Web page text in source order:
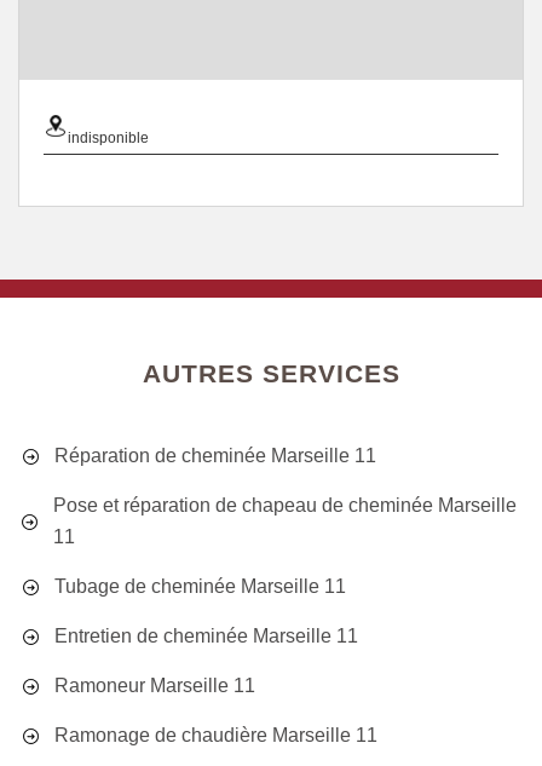
indisponible
AUTRES SERVICES
Réparation de cheminée Marseille 11
Pose et réparation de chapeau de cheminée Marseille
11
Tubage de cheminée Marseille 11
Entretien de cheminée Marseille 11
Ramoneur Marseille 11
Ramonage de chaudière Marseille 11